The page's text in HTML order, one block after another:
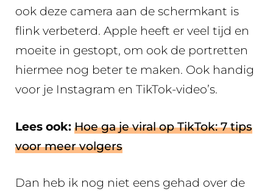
ook deze camera aan de schermkant is
flink verbeterd. Apple heeft er veel tijd en
moeite in gestopt, om ook de portretten
hiermee nog beter te maken. Ook handig
voor je Instagram en TikTok-video’s.
Lees ook: Hoe ga je viral op TikTok: 7 tips
voor meer volgers
Dan heb ik nog niet eens gehad over de